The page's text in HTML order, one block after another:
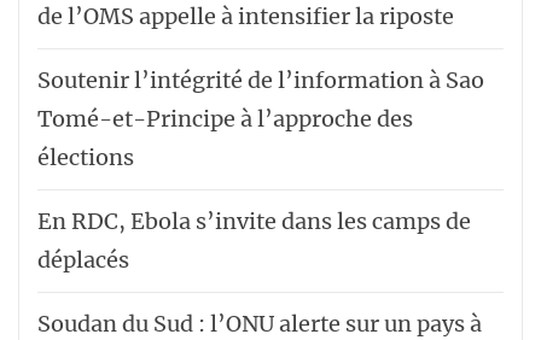
de l’OMS appelle à intensifier la riposte
Soutenir l’intégrité de l’information à Sao
Tomé-et-Principe à l’approche des
élections
En RDC, Ebola s’invite dans les camps de
déplacés
Soudan du Sud : l’ONU alerte sur un pays à